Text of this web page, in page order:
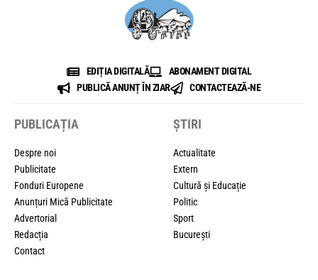
EDIȚIA DIGITALĂ
ABONAMENT DIGITAL
PUBLICĂ ANUNȚ ÎN ZIAR
CONTACTEAZĂ-NE
PUBLICAȚIA
Despre noi
Publicitate
Fonduri Europene
Anunțuri Mică Publicitate
Advertorial
Redacția
Contact
ȘTIRI
Actualitate
Extern
Cultură și Educație
Politic
Sport
București